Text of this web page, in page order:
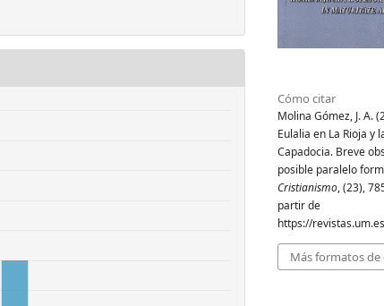
Cómo citar
Molina Gómez, J. A.
Eulalia en La Rioja y
Capadocia. Breve
posible paralelo
Cristianismo, (23),
partir de
https://
Más formatos de